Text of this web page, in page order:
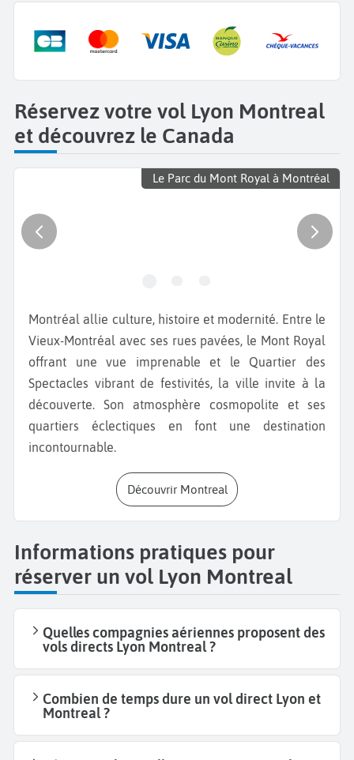
Réservez votre vol Lyon Montreal
et découvrez le Canada
Le Parc du Mont Royal à Montréal
Montréal allie culture, histoire et modernité. Entre le
Vieux-Montréal avec ses rues pavées, le Mont Royal
offrant une vue imprenable et le Quartier des
Spectacles vibrant de festivités, la ville invite à la
découverte. Son atmosphère cosmopolite et ses
quartiers éclectiques en font une destination
incontournable.
Découvrir Montreal
Informations pratiques pour
réserver un vol Lyon Montreal
Quelles compagnies aériennes proposent des
vols directs Lyon Montreal ?
Combien de temps dure un vol direct Lyon et
Montreal ?